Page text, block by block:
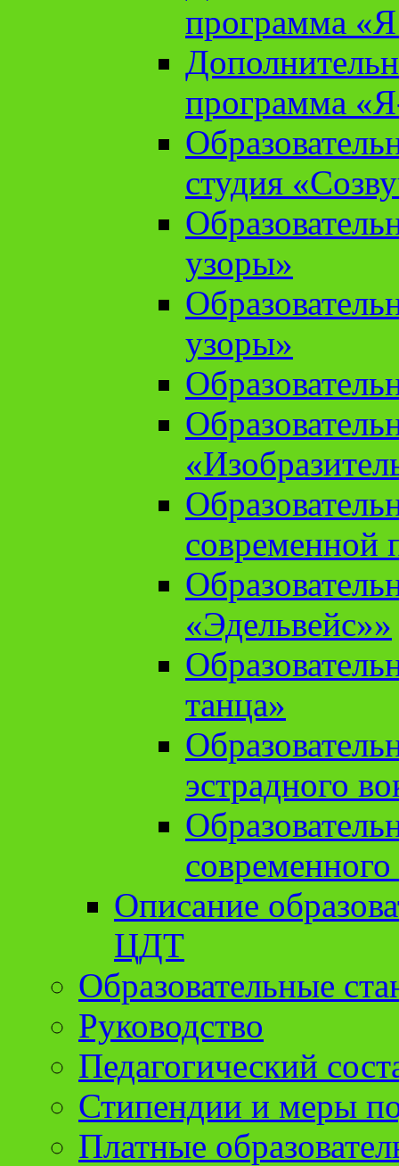
программа «Я
программа
студия
узоры»
узоры»
современной
«Эдельвейс»»
танца»
эстрадного
Описание
ЦДТ
Образовательные
Руководство
Педагогический
Стипендии и меры
Платные